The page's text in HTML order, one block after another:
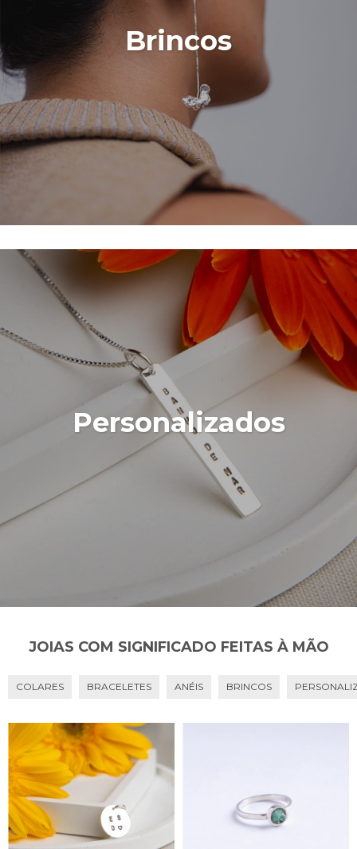
Brincos
Personalizados
JOIAS COM SIGNIFICADO FEITAS À MÃO
COLARES BRACELETES ANÉIS BRINCOS